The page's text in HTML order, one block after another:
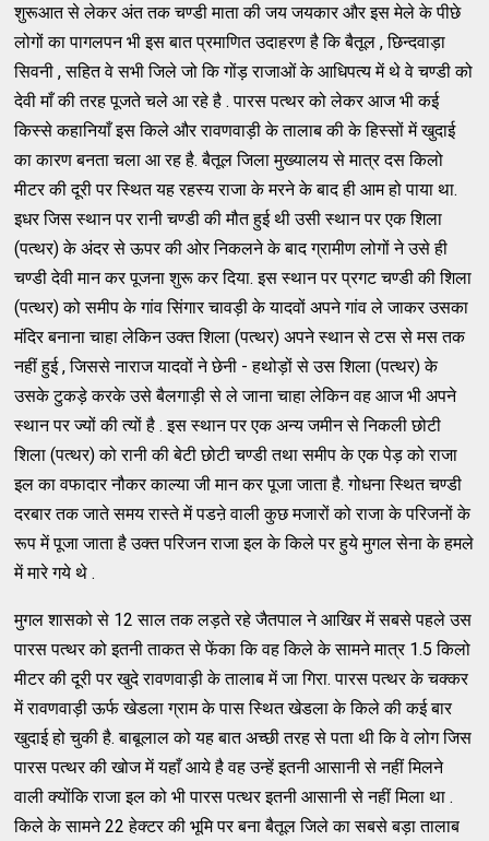
शुरूआत से लेकर अंत तक चण्डी माता की जय जयकार और इस मेले के पीछे
लोगों का पागलपन भी इस बात प्रमाणित उदाहरण है कि बैतूल , छिन्दवाड़ा
सिवनी , सहित वे सभी जिले जो कि गोंड़ राजाओं के आधिपत्य में थे वे चण्डी को
देवी माँ की तरह पूजते चले आ रहे है . पारस पत्थर को लेकर आज भी कई
किस्से कहानियाँ इस किले और रावणवाड़ी के तालाब की के हिस्सों में खुदाई
का कारण बनता चला आ रह है. बैतूल जिला मुख्यालय से मात्र दस किलो
मीटर की दूरी पर स्थित यह रहस्य राजा के मरने के बाद ही आम हो पाया था.
इधर जिस स्थान पर रानी चण्डी की मौत हुई थी उसी स्थान पर एक शिला
(पत्थर) के अंदर से ऊपर की ओर निकलने के बाद ग्रामीण लोगों ने उसे ही
चण्डी देवी मान कर पूजना शुरू कर दिया. इस स्थान पर प्रगट चण्डी की शिला
(पत्थर) को समीप के गांव सिंगार चावड़ी के यादवों अपने गांव ले जाकर उसका
मंदिर बनाना चाहा लेकिन उक्त शिला (पत्थर) अपने स्थान से टस से मस तक
नहीं हुई , जिससे नाराज यादवों ने छेनी - हथोड़ों से उस शिला (पत्थर) के
उसके टुकड़े करके उसे बैलगाड़ी से ले जाना चाहा लेकिन वह आज भी अपने
स्थान पर ज्यों की त्यों है . इस स्थान पर एक अन्य जमीन से निकली छोटी
शिला (पत्थर) को रानी की बेटी छोटी चण्डी तथा समीप के एक पेड़ को राजा
इल का वफादार नौकर काल्या जी मान कर पूजा जाता है. गोधना स्थित चण्डी
दरबार तक जाते समय रास्ते में पडऩे वाली कुछ मजारों को राजा के परिजनों के
रूप में पूजा जाता है उक्त परिजन राजा इल के किले पर हुये मुगल सेना के हमले
में मारे गये थे .
मुगल शासको से 12 साल तक लड़ते रहे जैतपाल ने आखिर में सबसे पहले उस
पारस पत्थर को इतनी ताकत से फेंका कि वह किले के सामने मात्र 1.5 किलो
मीटर की दूरी पर खुदे रावणवाड़ी के तालाब में जा गिरा. पारस पत्थर के चक्कर
में रावणवाड़ी ऊर्फ खेडला ग्राम के पास स्थित खेडला के किले की कई बार
खुदाई हो चुकी है. बाबूलाल को यह बात अच्छी तरह से पता थी कि वे लोग जिस
पारस पत्थर की खोज में यहाँ आये है वह उन्हें इतनी आसानी से नहीं मिलने
वाली क्योंकि राजा इल को भी पारस पत्थर इतनी आसानी से नहीं मिला था .
किले के सामने 22 हेक्टर की भूमि पर बना बैतूल जिले का सबसे बड़ा तालाब